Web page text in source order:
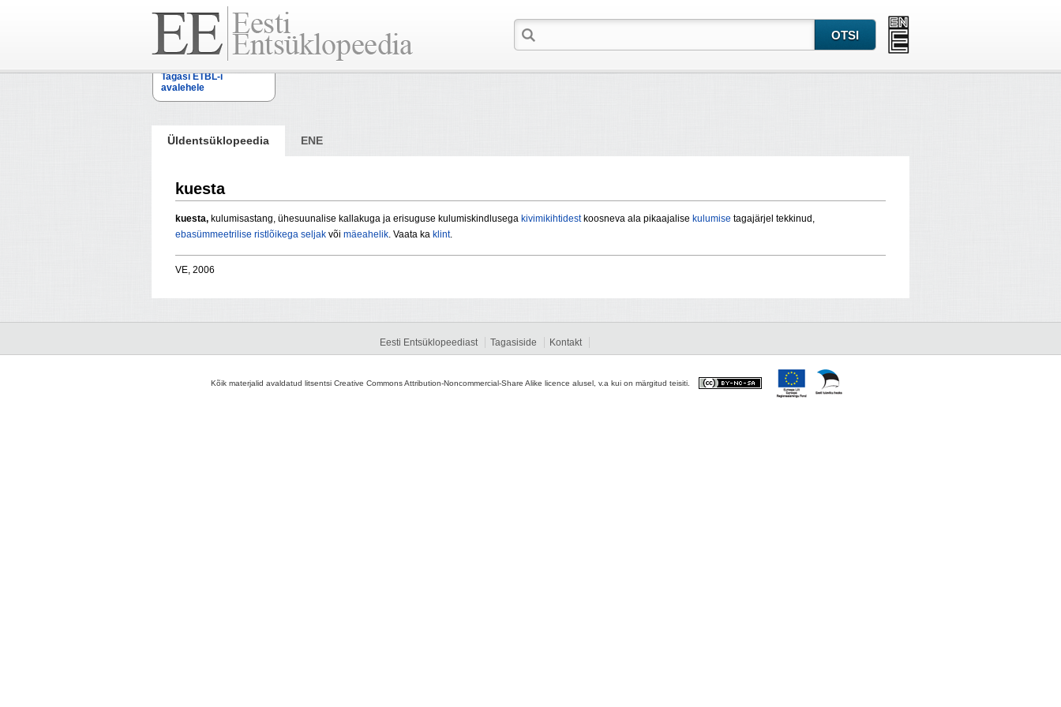
Tagasi ETBL-i
avalehele
Üldentsüklopeedia ENE
kuesta
kuesta, kulumisastang, ühesuunalise kallakuga ja erisuguse kulumiskindlusega kivimikihtidestkoosneva ala pikaajalise kulumise tagajärjel tekkinud,
ebasümmeetrilise ristlõikega seljak või mäeahelik. Vaata ka klint.
VE, 2006
Eesti Entsüklopeediast Tagasiside Kontakt
Kõik materjalid avaldatud litsentsi Creative Commons Attribution-Noncommercial-Share Alike licence alusel, v.a kui on märgitud teisiti.